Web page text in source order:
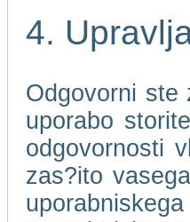
4.
Odgovorni ste
uporabo
odgovornosti
zas?ito